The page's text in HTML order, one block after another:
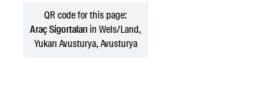
QR code for this page:
Araç Sigortalarıin Wels/Land,
Yukarı Avusturya, Avusturya